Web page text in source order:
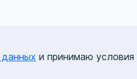
данных и принимаю условия